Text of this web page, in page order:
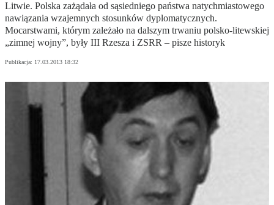
Litwie. Polska zażądała od sąsiedniego państwa natychmiastowego
nawiązania wzajemnych stosunków dyplomatycznych.
Mocarstwami, którym zależało na dalszym trwaniu polsko-litewskiej
„zimnej wojny”, były III Rzesza i ZSRR – pisze historyk
Publikacja: 17.03.2013 18:32